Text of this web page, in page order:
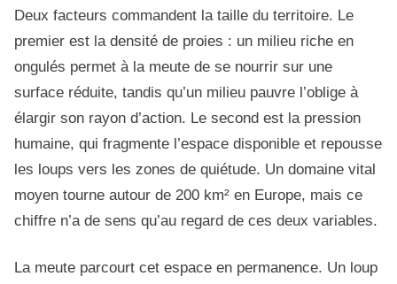
Deux facteurs commandent la taille du territoire. Le
premier est la densité de proies : un milieu riche en
ongulés permet à la meute de se nourrir sur une
surface réduite, tandis qu’un milieu pauvre l’oblige à
élargir son rayon d’action. Le second est la pression
humaine, qui fragmente l’espace disponible et repousse
les loups vers les zones de quiétude. Un domaine vital
moyen tourne autour de 200 km² en Europe, mais ce
chiffre n’a de sens qu’au regard de ces deux variables.
La meute parcourt cet espace en permanence. Un loup